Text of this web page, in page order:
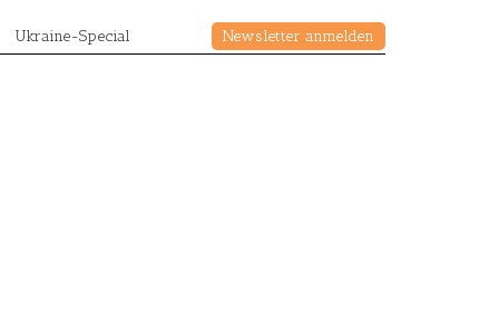
Ukraine-Special Newsletter anmelden